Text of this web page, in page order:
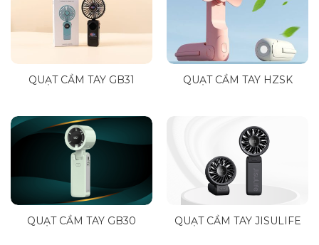
QUẠT CẦM TAY GB31 QUẠT CẦM TAY HZSK
QUẠT CẦM TAY GB30 QUẠT CẦM TAY JISULIFE